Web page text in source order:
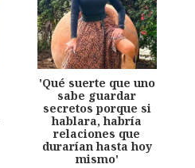
'Qué suerte que uno
sabe guardar
secretos porque si
hablara, habría
relaciones que
durarían hasta hoy
mismo'